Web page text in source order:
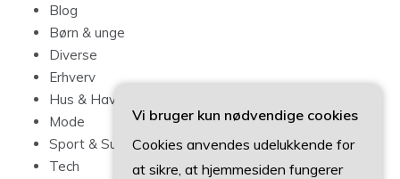
Blog
Børn & unge
Diverse
Erhverv
Hus & Have
Mode
Sport & Sundhed
Tech
Vi bruger kun nødvendige cookies
Cookies anvendes udelukkende for
at sikre, at hjemmesiden fungerer